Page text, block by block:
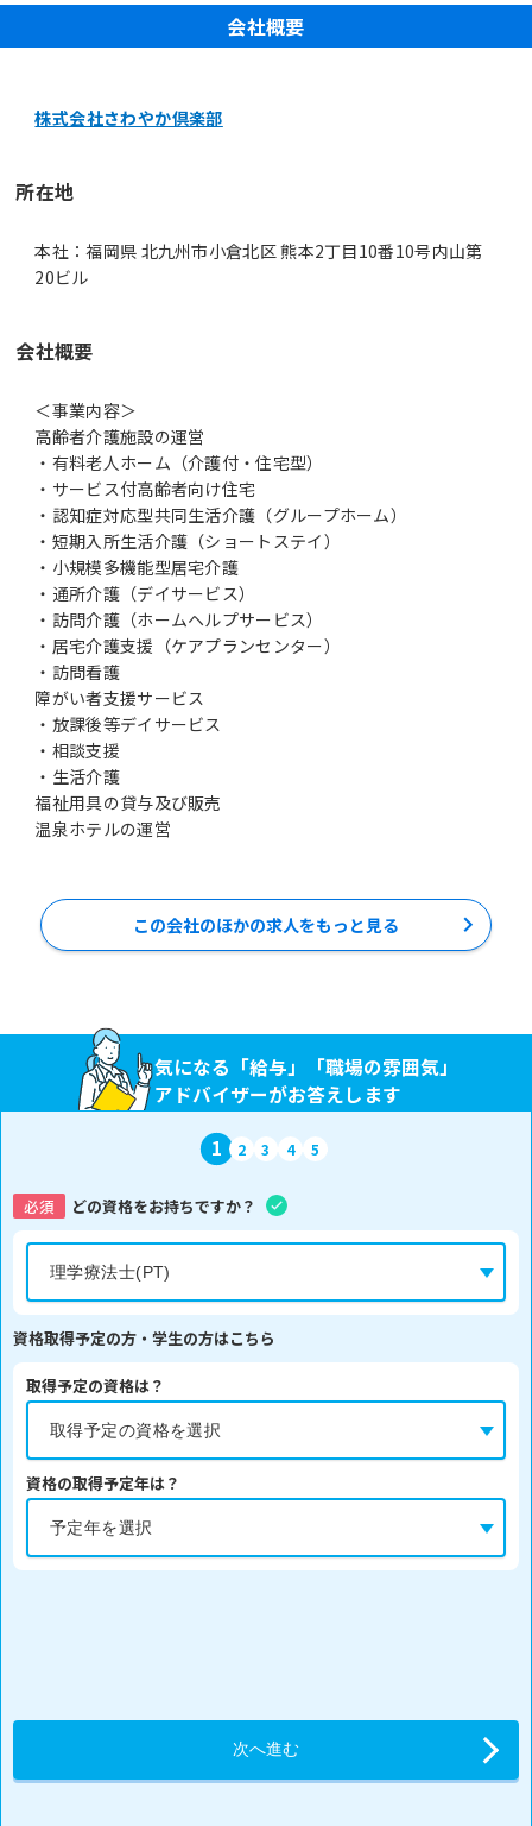
会社概要
株式会社さわやか倶楽部
所在地
本社：福岡県 北九州市小倉北区 熊本2丁目10番10号内山第
20ビル
会社概要
＜事業内容＞
高齢者介護施設の運営
・有料老人ホーム（介護付・住宅型）
・サービス付高齢者向け住宅
・認知症対応型共同生活介護（グループホーム）
・短期入所生活介護（ショートステイ）
・小規模多機能型居宅介護
・通所介護（デイサービス）
・訪問介護（ホームヘルプサービス）
・居宅介護支援（ケアプランセンター）
・訪問看護
障がい者支援サービス
・放課後等デイサービス
・相談支援
・生活介護
福祉用具の貸与及び販売
温泉ホテルの運営
この会社のほかの求人をもっと見る
気になる「給与」「職場の雰囲気」
アドバイザーがお答えします
1 2 3 4 5
必須 どの資格をお持ちですか？
資格取得予定の方・学生の方はこちら
取得予定の資格は？
資格の取得予定年は？